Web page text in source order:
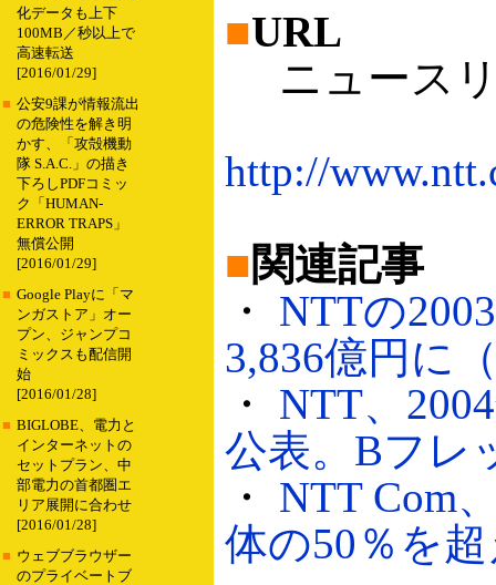
化データも上下
100MB／秒以上で
高速転送
[2016/01/29]
■ 公安9課が情報流出
の危険性を解き明
かす、「攻殻機動
隊 S.A.C.」の描き
下ろしPDFコミッ
ク「HUMAN-
ERROR TRAPS」
無償公開
[2016/01/29]
■ Google Playに「マ
ンガストア」オー
プン、ジャンプコ
ミックスも配信開
始
[2016/01/28]
■ BIGLOBE、電力と
インターネットの
セットプラン、中
部電力の首都圏エ
リア展開に合わせ
[2016/01/28]
■ ウェブブラウザー
のプライベートブ
■URL
ニュース
http://
■関連記事
・ NTTの
3,836億円に
・ NTT、
公表。Bフレ
・ NTT Com
体の50％を